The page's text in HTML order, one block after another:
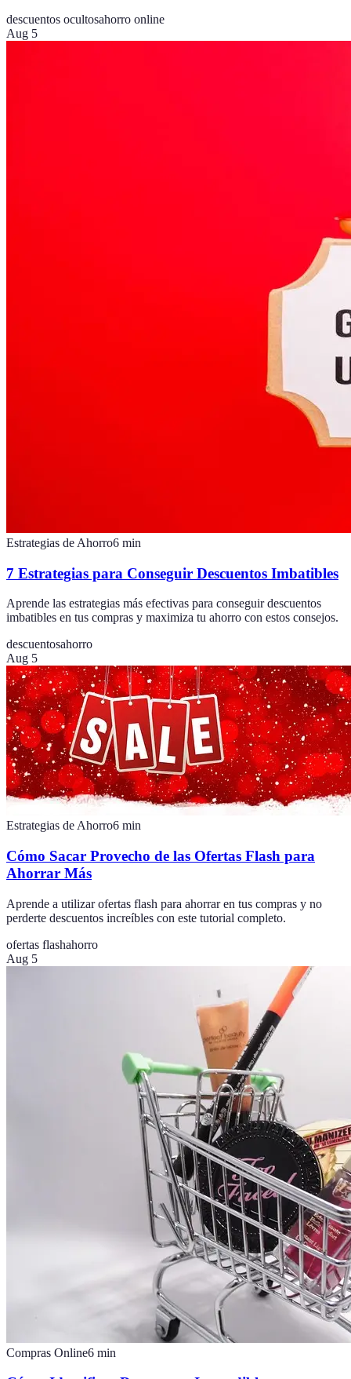
descuentos ocultosahorro online
Aug 5
Estrategias de Ahorro6 min
7 Estrategias para Conseguir Descuentos Imbatibles
Aprende las estrategias más efectivas para conseguir descuentos
imbatibles en tus compras y maximiza tu ahorro con estos consejos.
descuentosahorro
Aug 5
Estrategias de Ahorro6 min
Cómo Sacar Provecho de las Ofertas Flash para
Ahorrar Más
Aprende a utilizar ofertas flash para ahorrar en tus compras y no
perderte descuentos increíbles con este tutorial completo.
ofertas flashahorro
Aug 5
Compras Online6 min